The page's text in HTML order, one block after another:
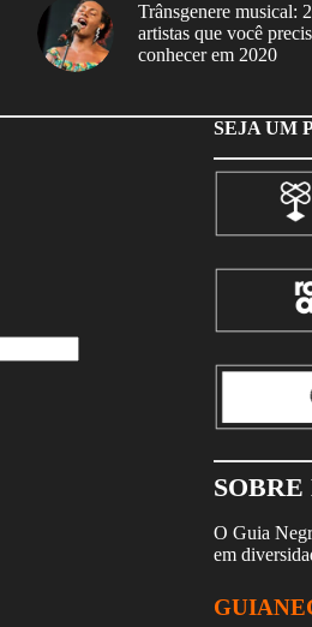
Trânsgenere musical:
artistas que você
conhecer em 2020
SEJA UM
SOBRE
O Guia
em